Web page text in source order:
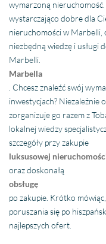
wymarzoną
wystarczająco dobre dla
nieruchomości w Marbelli,
niezbędną wiedzę i usługi
Marbelli.
Marbella
. Chcesz znaleźć swój
inwestycjach? Niezależnie
zorganizuje go razem z
lokalnej wiedzy
szczegóły przy zakupie
luksusowej
oraz doskonałą
obsługę
po zakupie. Krótko
poruszania się po
najlepszych ofert.